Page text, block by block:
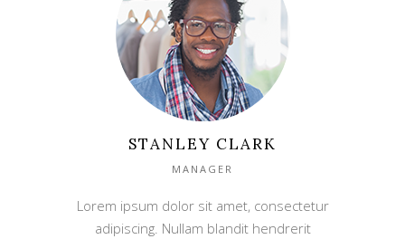
STANLEY CLARK
MANAGER
Lorem ipsum dolor sit amet, consectetur
adipiscing. Nullam blandit hendrerit